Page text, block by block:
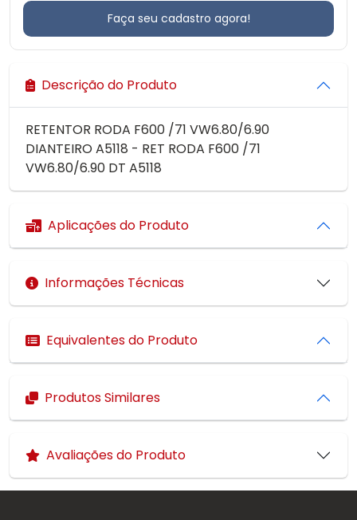
Faça seu cadastro agora!
Descrição do Produto
RETENTOR RODA F600 /71 VW6.80/6.90
DIANTEIRO A5118 - RET RODA F600 /71
VW6.80/6.90 DT A5118
Aplicações do Produto
Informações Técnicas
Equivalentes do Produto
Produtos Similares
Avaliações do Produto